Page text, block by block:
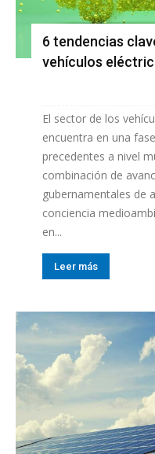
6 tendencias
vehículos
El sector de los
encuentra en una
precedentes a nivel
combinación de
gubernamentales de
conciencia
en...
Leer más